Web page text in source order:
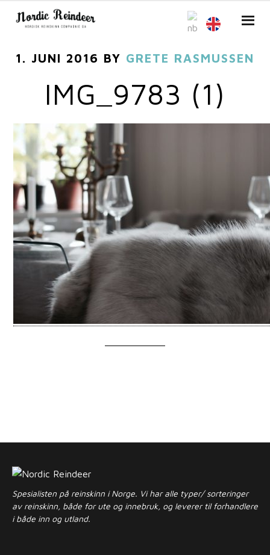
1. JUNI 2016 BY GRETE RASMUSSEN
IMG_9783 (1)
Spesialisten på reinskinn i Norge. Vi har alle typer/ sorteringer
av reinskinn, både for ute og innebruk, og leverer til forhandlere
i både inn og utland.